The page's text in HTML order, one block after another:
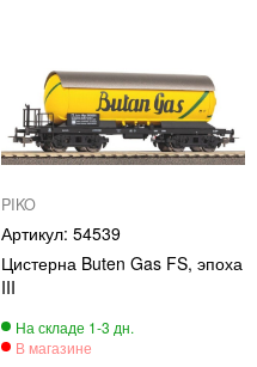
PIKO
54539
Цистерна Buten Gas FS, эпоха
III